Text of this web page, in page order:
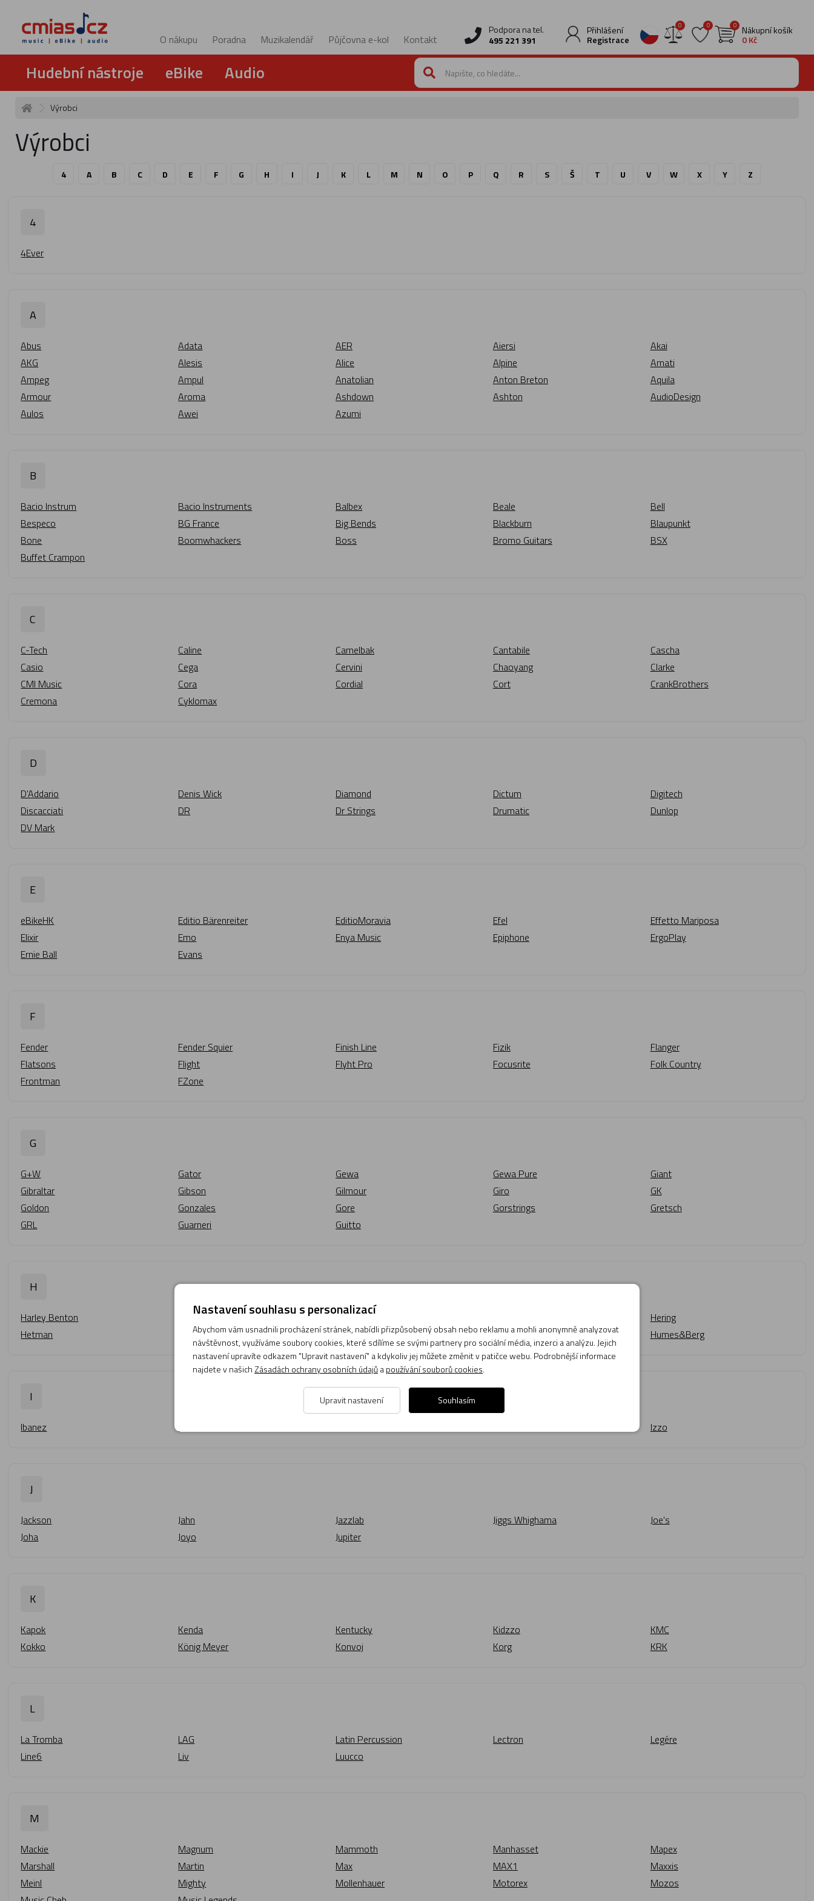
O nákupu Poradna Muzikalendář Půjčovna e-kol Kontakt
Podpora na tel.
495 221 391
Přihlášení
Registrace
0 0 Nákupní košík
0 Kč
0
Hudební nástroje eBike Audio
Výrobci
Výrobci
4 A B C D E F G H I J K L M N O P Q R S Š T U V W X Y Z
4
4Ever
A
Abus Adata AER Aiersi
Akai
AKG
Alesis Alice Alpine
Amati
Ampeg
Ampul Anatolian Anton Breton
Aquila
Armour
Aroma Ashdown Ashton
AudioDesign
Aulos
Awei Azumi
B
Bacio Instrum Bacio Instruments Balbex Beale
Bell
Bespeco
BG France Big Bends Blackburn
Blaupunkt
Bone
Boomwhackers Boss Bromo Guitars
BSX
Buffet Crampon
C
C-Tech Caline Camelbak Cantabile
Cascha
Casio
Cega Cervini Chaoyang
Clarke
CMI Music
Cora Cordial Cort
CrankBrothers
Cremona
Cyklomax
D
D'Addario Denis Wick Diamond Dictum
Digitech
Discacciati
DR Dr Strings Drumatic
Dunlop
DV Mark
E
eBikeHK Editio Bärenreiter EditioMoravia Efel
Effetto Mariposa
Elixir
Emo Enya Music Epiphone
ErgoPlay
Ernie Ball
Evans
F
Fender Fender Squier Finish Line Fizik
Flanger
Flatsons
Flight Flyht Pro Focusrite
Folk Country
Frontman
FZone
G
G+W Gator Gewa Gewa Pure
Giant
Gibraltar
Gibson Gilmour Giro
GK
Goldon
Gonzales Gore Gorstrings
Gretsch
GRL
Guarneri Guitto
H
Harley Benton Harmon Helin
Hering
Hetman
Hidersine Hohner Horký Humes&Berg
I
Ibanez Izzo
J
Jackson Jahn Jazzlab Jiggs Whighama
Joe's
Joha
Joyo Jupiter
K
Kapok Kenda Kentucky Kidzzo
KMC
Kokko
König Meyer Konvoj Korg KRK
L
La Tromba LAG Latin Percussion Lectron
Legére
Line6
Liv Luucco
M
Mackie Magnum Mammoth Manhasset
Mapex
Marshall
Martin Max MAX1
Maxxis
Meinl
Mighty Mollenhauer Motorex
Mozos
Nastavení souhlasu s personalizací
Abychom vám usnadnili procházení stránek, nabídli přizpůsobený obsah nebo reklamu a mohli anonymně analyzovat
návštěvnost, využíváme soubory cookies, které sdílíme se svými partnery pro sociální média, inzerci a analýzu. Jejich
nastavení upravíte odkazem "Upravit nastavení" a kdykoliv jej můžete změnit v patičce webu. Podrobnější informace
najdete v našich Zásadách ochrany osobních údajůapoužívání souborů cookies.
Upravit nastavení Souhlasím